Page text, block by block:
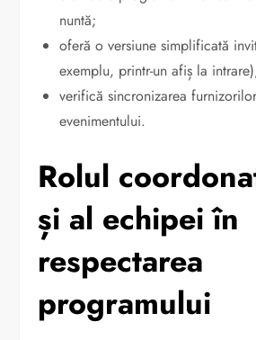
nuntă;
oferă o versiune simplificată
exemplu, printr-un afiș la
verifică sincronizarea
evenimentului.
Rolul
și al echipei în
respectarea
programului